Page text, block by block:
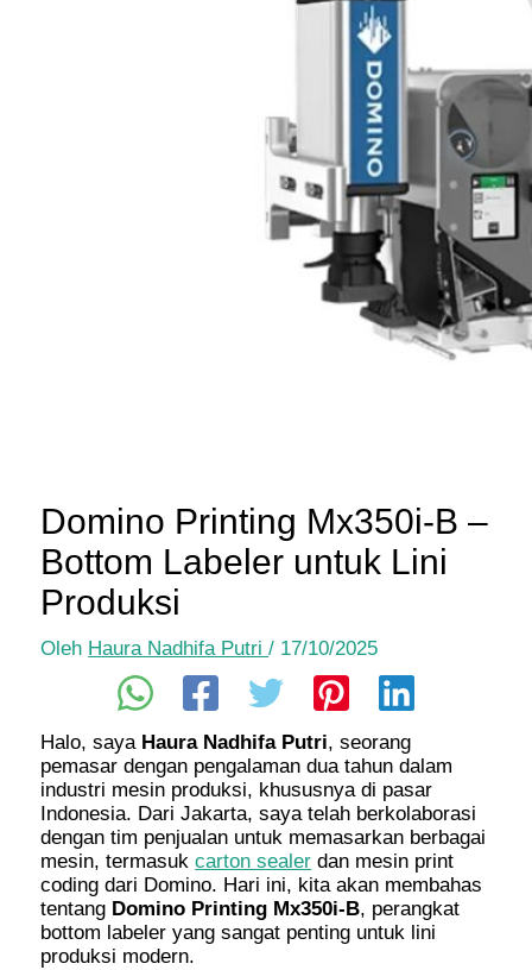
Domino Printing Mx350i-B –
Bottom Labeler untuk Lini
Produksi
Oleh Haura Nadhifa Putri/ 17/10/2025
Halo, saya Haura Nadhifa Putri, seorang
pemasar dengan pengalaman dua tahun dalam
industri mesin produksi, khususnya di pasar
Indonesia. Dari Jakarta, saya telah berkolaborasi
dengan tim penjualan untuk memasarkan berbagai
mesin, termasukcarton sealer dan mesin print
coding dari Domino. Hari ini, kita akan membahas
tentang Domino Printing Mx350i-B, perangkat
bottom labeler yang sangat penting untuk lini
produksi modern.